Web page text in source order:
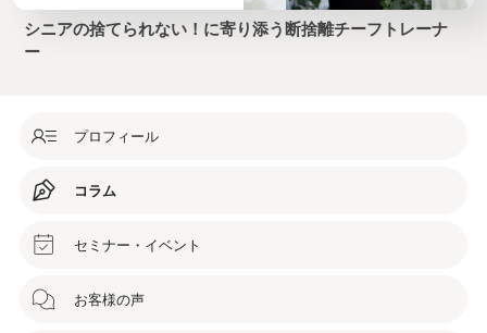
シニアの捨てられない！に寄り添う断捨離チーフトレーナ
ー
プロフィール
コラム
セミナー・イベント
お客様の声